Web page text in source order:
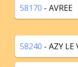
58170 - AVREE
58240 - AZY LE